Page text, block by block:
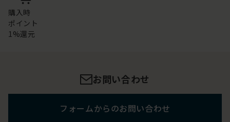
購入時
ポイント
1%還元
お問い合わせ
フォームからのお問い合わせ